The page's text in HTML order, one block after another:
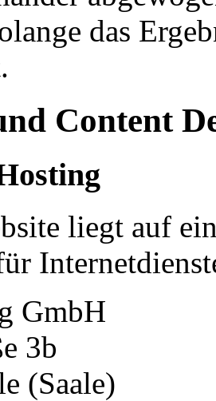
das
Content
liegt auf
GmbH
3b
(Saale)